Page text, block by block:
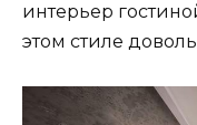
интерьер
этом стиле